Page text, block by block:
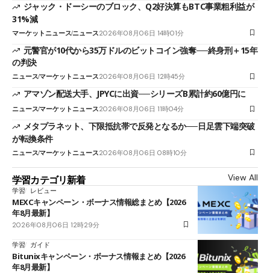
ジャック・ドーシーのブロック、Q2好決算もBTC事業粗利益が
31%減
マーケットニュースニュース2026年08月06日 14時01分
元警官が10代から35万ドルのビットコイン強奪──終身刑＋15年
の判決
ニュースマーケットニュース2026年08月06日 12時45分
アマゾン配送大手、JPYCに出資──シリーズB累計約60億円に
ニュースマーケットニュース2026年08月06日 11時04分
メタプラネット、下限抵抗帯で反発となるか──日足雲下端突破
が転換条件
ニュースマーケットニュース2026年08月06日 08時10分
学習カテゴリ新着 View All
学習 レビュー
MEXCキャンペーン・ボーナス情報総まとめ【2026
年8月最新】
2026年08月06日 12時29分
学習 ガイド
Bitunixキャンペーン・ボーナス情報まとめ【2026
年8月最新】